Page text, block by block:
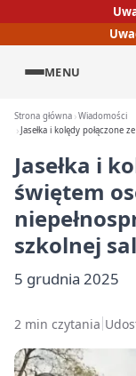
MENU
Strona główna Wiadomości
Jasełka i kolędy połączone
Jasełka i
świętem
szkolnej
5 grudnia 2025
2 min czytania